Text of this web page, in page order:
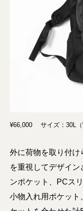
¥66,000 サイズ：30L（
外に荷物を取り付け
を重視してデザイ
ンポケット、PCス
⼩物入れ用ポケット